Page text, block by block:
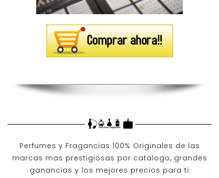
Perfumes y Fragancias 100% Originales de las
marcas mas prestigiosas por catalogo, grandes
ganancias y los mejores precios para ti